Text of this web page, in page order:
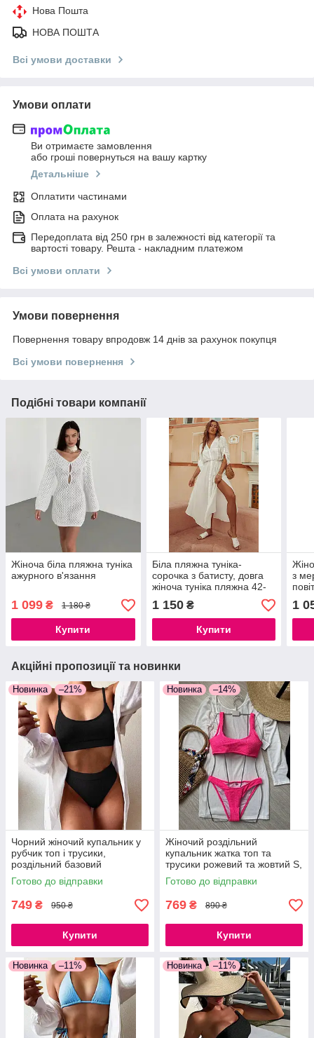
Нова Пошта
НОВА ПОШТА
Всі умови доставки
Умови оплати
Ви отримаєте замовлення
або гроші повернуться на вашу картку
Детальніше
Оплатити частинами
Оплата на рахунок
Передоплата від 250 грн в залежності від категорії та
вартості товару. Решта - накладним платежом
Всі умови оплати
Умови повернення
Повернення товару впродовж 14 днів за рахунок покупця
Всі умови повернення
Подібні товари компанії
Жіноча біла пляжна туніка
ажурного в'язання
1 099 ₴ 1 180 ₴
Купити
Біла пляжна туніка-
сорочка з батисту, довга
жіноча туніка пляжна 42-
48
1 150₴
Купити
з
1
Акційні пропозиції та новинки
Новинка –21%
Чорний жіночий купальник у
рубчик топ і трусики,
роздільний базовий
купальник S, M
Готово до відправки
749 ₴ 950 ₴
Купити
Новинка –14%
Жіночий роздільний
купальник жатка топ та
трусики рожевий та жовтий S,
M, L
Готово до відправки
769 ₴ 890 ₴
Купити
Новинка –11% Новинка –11%